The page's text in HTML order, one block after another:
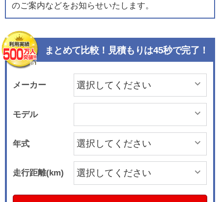
のご案内などをお知らせいたします。
まとめて比較！見積もりは45秒で完了！
メーカー
モデル
年式
走行距離(km)